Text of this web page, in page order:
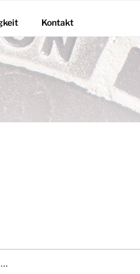
Kontakt